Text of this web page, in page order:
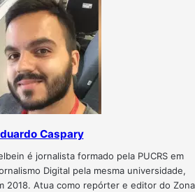
Caspary
é jornalista formado pela PUCRS em
Digital pela mesma universidade,
2018. Atua como repórter e editor do Zona